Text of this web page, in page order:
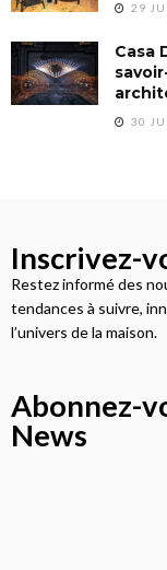
29
Casa
30
Inscrivez-
Restez informé des
tendances à suivre,
l’univers de la maison.
Abonnez-
News